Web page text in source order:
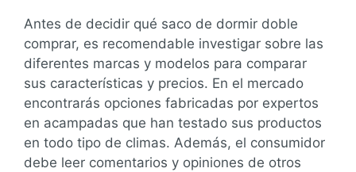
Antes de decidir qué saco de dormir doble
comprar, es recomendable investigar sobre las
diferentes marcas y modelos para comparar
sus características y precios. En el mercado
encontrarás opciones fabricadas por expertos
en acampadas que han testado sus productos
en todo tipo de climas. Además, el consumidor
debe leer comentarios y opiniones de otros